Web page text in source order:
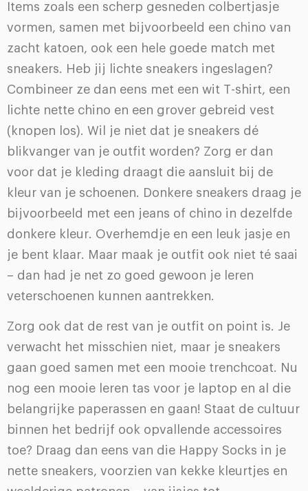
Items zoals een scherp gesneden colbertjasje
vormen, samen met bijvoorbeeld een chino van
zacht katoen, ook een hele goede match met
sneakers. Heb jij lichte sneakers ingeslagen?
Combineer ze dan eens met een wit T-shirt, een
lichte nette chino en een grover gebreid vest
(knopen los). Wil je niet dat je sneakers dé
blikvanger van je outfit worden? Zorg er dan
voor dat je kleding draagt die aansluit bij de
kleur van je schoenen. Donkere sneakers draag je
bijvoorbeeld met een jeans of chino in dezelfde
donkere kleur. Overhemdje en een leuk jasje en
je bent klaar. Maar maak je outfit ook niet té saai
– dan had je net zo goed gewoon je leren
veterschoenen kunnen aantrekken.
Zorg ook dat de rest van je outfit on point is. Je
verwacht het misschien niet, maar je sneakers
gaan goed samen met een mooie trenchcoat. Nu
nog een mooie leren tas voor je laptop en al die
belangrijke paperassen en gaan! Staat de cultuur
binnen het bedrijf ook opvallende accessoires
toe? Draag dan eens van die Happy Socks in je
nette sneakers, voorzien van kekke kleurtjes en